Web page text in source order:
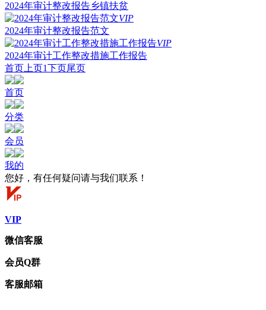
2024年审计整改报告乡镇扶贫
VIP
2024年审计整改报告范文
VIP
2024年审计工作整改措施工作报告
首页 上页1下页尾页
首页
分类
会员
我的
您好，有任何疑问请与我们联系！
VIP
微信客服
会员Q群
客服邮箱